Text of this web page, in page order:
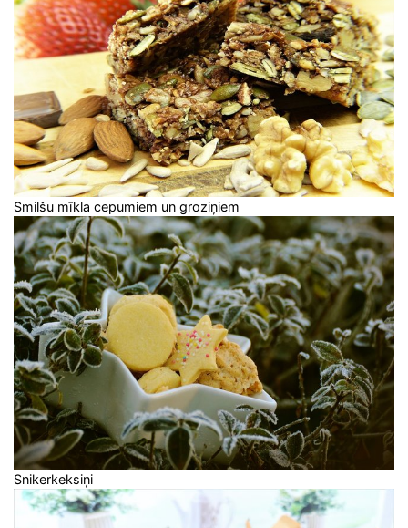
Smilšu mīkla cepumiem un groziņiem
Snikerkeksiņi